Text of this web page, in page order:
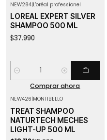
NEW284|L'oréal professionel
LOREAL EXPERT SILVER
SHAMPOO 500 ML
$37.990
Cantidad
Comprar ahora
NEW426|MONTIBELLO
TREAT SHAMPOO
NATURTECH MECHES
LIGHT-UP 500 ML